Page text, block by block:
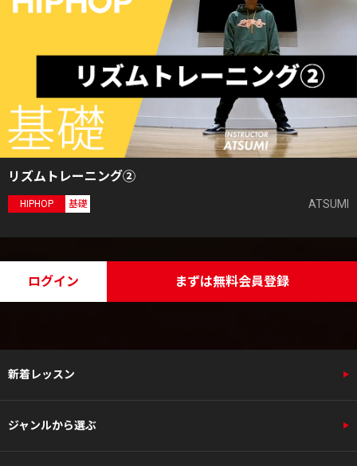
リズムトレーニング②
HIPHOP 基礎 ATSUMI
ログイン まずは無料会員登録
新着レッスン
ジャンルから選ぶ